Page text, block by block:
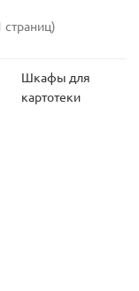
страниц)
Шкафы для
картотеки